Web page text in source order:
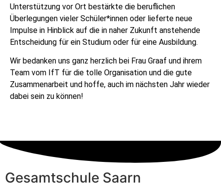
Unterstützung vor Ort bestärkte die beruflichen
Überlegungen vieler Schüler*innen oder lieferte neue
Impulse in Hinblick auf die in naher Zukunft anstehende
Entscheidung für ein Studium oder für eine Ausbildung.
Wir bedanken uns ganz herzlich bei Frau Graaf und ihrem
Team vom IfT für die tolle Organisation und die gute
Zusammenarbeit und hoffe, auch im nächsten Jahr wieder
dabei sein zu können!
Gesamtschule Saarn